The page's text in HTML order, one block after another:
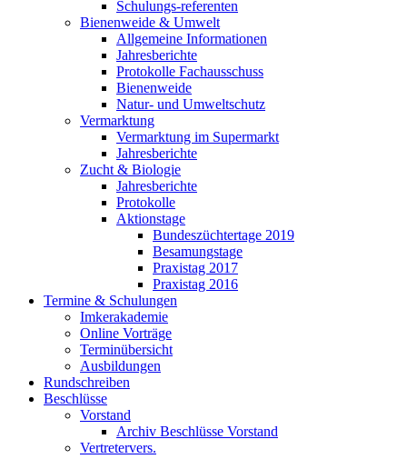
Schulungs-referenten
Bienenweide & Umwelt
Allgemeine Informationen
Jahresberichte
Protokolle Fachausschuss
Bienenweide
Natur- und Umweltschutz
Vermarktung
Vermarktung im Supermarkt
Jahresberichte
Zucht & Biologie
Jahresberichte
Protokolle
Aktionstage
Bundeszüchtertage 2019
Besamungstage
Praxistag 2017
Praxistag 2016
Termine & Schulungen
Imkerakademie
Online Vorträge
Terminübersicht
Ausbildungen
Rundschreiben
Beschlüsse
Vorstand
Archiv Beschlüsse Vorstand
Vertretervers.